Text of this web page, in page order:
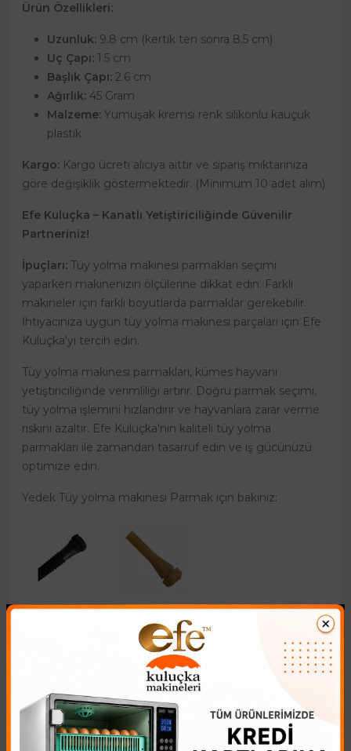
Ürün Özellikleri:
Uzunluk: 9.8 cm (kertik ten sonra 8.5 cm)
Uç Çapı: 1.5 cm
Başlık Çapı: 2.6 cm
Ağırlık: 45 Gram
Malzeme: Yumuşak kremsi renk silikonlu kauçuk
plastik
Kargo: Kargo ücreti alıcıya aittir ve sipariş miktarınıza
göre değişiklik göstermektedir. (Minimum 10 adet alım)
Efe Kuluçka – Kanatlı Yetiştiriciliğinde Güvenilir
Partneriniz!
İpuçları: Tüy yolma makinesi parmakları seçimi
yaparken makinenizin ölçülerine dikkat edin. Farklı
makineler için farklı boyutlarda parmaklar gerekebilir.
İhtiyacınıza uygun tüy yolma makinesi parçaları için Efe
Kuluçka'yı tercih edin.
Tüy yolma makinesi parmakları, kümes hayvanı
yetiştiriciliğinde verimliliği artırır. Doğru parmak seçimi,
tüy yolma işlemini hızlandırır ve hayvanlara zarar verme
riskini azaltır. Efe Kuluçka'nın kaliteli tüy yolma
parmakları ile zamandan tasarruf edin ve iş gücünüzü
optimize edin.
Yedek Tüy yolma makinesi Parmak için bakınız: